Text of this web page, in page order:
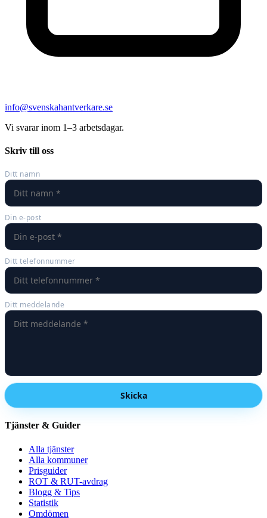
info@svenskahantverkare.se
Vi svarar inom 1–3 arbetsdagar.
Skriv till oss
Ditt namn
Din e-post
Ditt telefonnummer
Ditt meddelande
Skicka
Tjänster & Guider
Alla tjänster
Alla kommuner
Prisguider
ROT & RUT-avdrag
Blogg & Tips
Statistik
Omdömen